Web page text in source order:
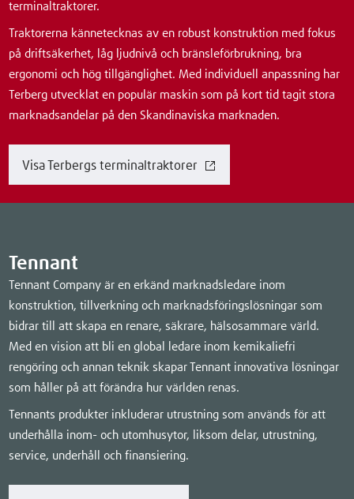
terminaltraktorer.
Traktorerna kännetecknas av en robust konstruktion med fokus
på driftsäkerhet, låg ljudnivå och bränsleförbrukning, bra
ergonomi och hög tillgänglighet. Med individuell anpassning har
Terberg utvecklat en populär maskin som på kort tid tagit stora
marknadsandelar på den Skandinaviska marknaden.
Visa Terbergs terminaltraktorer
Tennant
Tennant Company är en erkänd marknadsledare inom
konstruktion, tillverkning och marknadsföringslösningar som
bidrar till att skapa en renare, säkrare, hälsosammare värld.
Med en vision att bli en global ledare inom kemikaliefri
rengöring och annan teknik skapar Tennant innovativa lösningar
som håller på att förändra hur världen renas.
Tennants produkter inkluderar utrustning som används för att
underhålla inom- och utomhusytor, liksom delar, utrustning,
service, underhåll och finansiering.